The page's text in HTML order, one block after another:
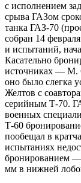
с исполнением
срыва ГАЗом
танка ГАЗ-70
собран 14
и испытаний,
Касательно
источниках — М.
оно было слегка
Желтов с
серийным Т-70.
военных
Т-60
пообещал в
испытаниях
бронированием
мм в нижней